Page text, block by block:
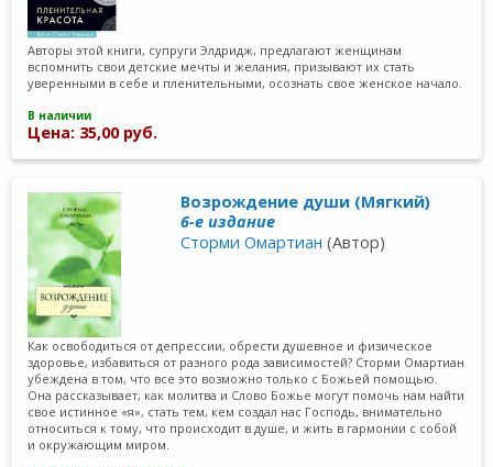
Авторы этой книги, супруги Элдридж, предлагают женщинам
вспомнить свои детские мечты и желания, призывают их стать
уверенными в себе и пленительными, осознать свое женское начало.
В наличии
Цена: 35,00 руб.
Возрождение души (Мягкий)
6-е издание
Сторми Омартиан (Автор)
Как освободиться от депрессии, обрести душевное и физическое
здоровье, избавиться от разного рода зависимостей? Сторми Омартиан
убеждена в том, что все это возможно только с Божьей помощью.
Она рассказывает, как молитва и Слово Божье могут помочь нам найти
свое истинное «я», стать тем, кем создал нас Господь, внимательно
относиться к тому, что происходит в душе, и жить в гармонии с собой
и окружающим миром.